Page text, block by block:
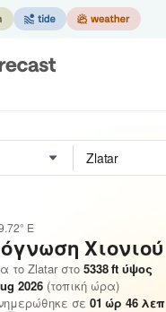
E
Χιονιού
το Zlatar στο 5338ft ύψος
2026 (τοπική ώρα)
σε 01 ώρ 46 λεπ